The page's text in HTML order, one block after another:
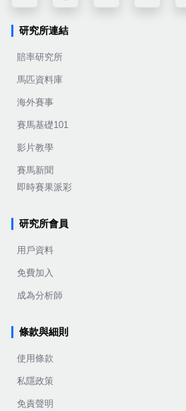
研究所連結
賠率研究所
馬匹資料庫
海外賽事
賽馬基礎101
影片教學
賽馬新聞
即時賽果派彩
研究所會員
用戶資料
免費加入
成為分析師
條款與細則
使用條款
私隱政策
免責聲明